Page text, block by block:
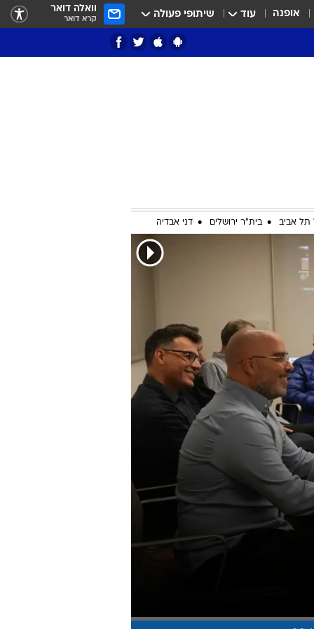
אופנה עוד שיתופי פעולה וואלה דואר
קרא דואר
מחוץ לקווים
4-4-2
משרד החוץ
רץ על הקווים
ספורט בחקירה
מונדיאל 2014
בראש ובראשונה
יורו 2012
תל אביב בית"ר ירושלים דני אבדיה